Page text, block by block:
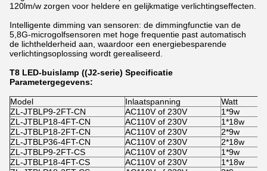
120lm/w zorgen voor heldere en gelijkmatige verlichtingseffecten.
Intelligente dimming van sensoren: de dimmingfunctie van de
5,8G-microgolfsensoren met hoge frequentie past automatisch
de lichthelderheid aan, waardoor een energiebesparende
verlichtingsoplossing wordt gerealiseerd.
T8 LED-buislamp ((J2-serie) Specificatie
Parametergegevens:
Model Inlaatspanning
Watt
ZL-JTBLP9-2FT-CN
AC110V of 230V
1*9w
ZL-JTBLP18-4FT-CN
AC110V of 230V
1*18w
ZL-JTBLP18-2FT-CN
AC110V of 230V
2*9w
ZL-JTBLP36-4FT-CN
AC110V of 230V
2*18w
ZL-JTBLP9-2FT-CS
AC110V of 230V
1*9w
ZL-JTBLP18-4FT-CS
AC110V of 230V
1*18w